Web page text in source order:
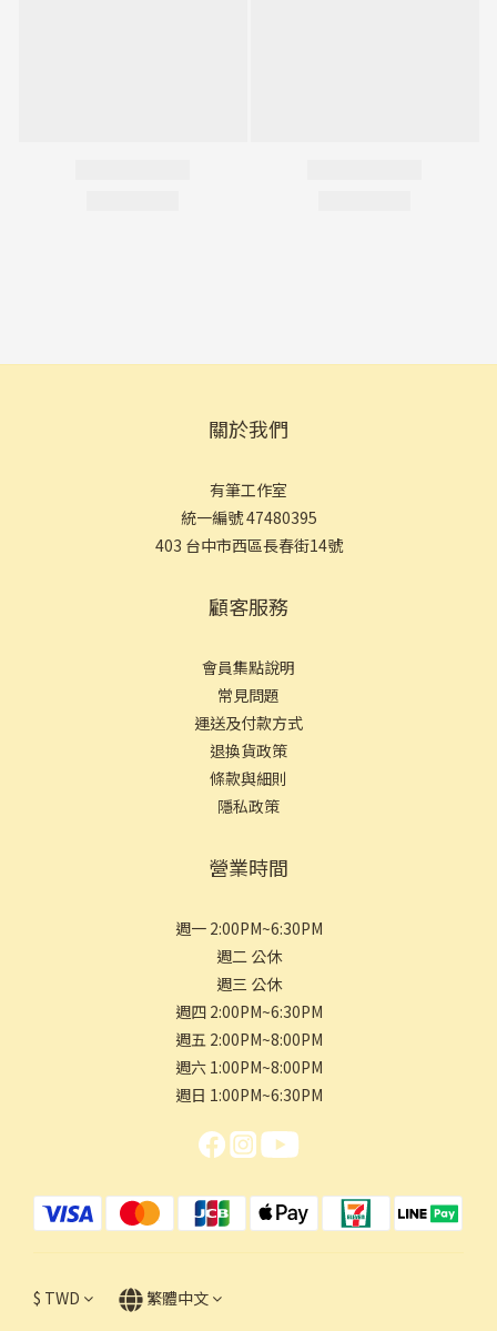
關於我們
有筆工作室
統一編號 47480395
403 台中市西區長春街14號
顧客服務
會員集點說明
常見問題
運送及付款方式
退換貨政策
條款與細則
隱私政策
營業時間
週一 2:00PM~6:30PM
週二 公休
週三 公休
週四 2:00PM~6:30PM
週五 2:00PM~8:00PM
週六 1:00PM~8:00PM
週日 1:00PM~6:30PM
$ TWD 繁體中文